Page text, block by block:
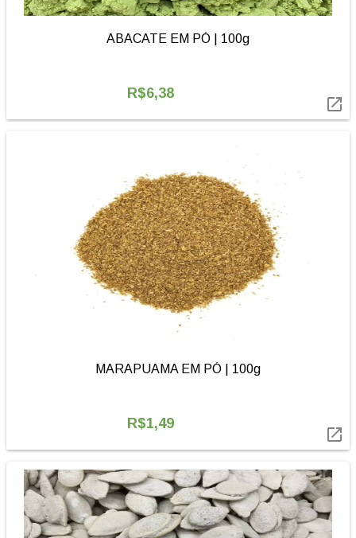
ABACATE EM PÓ | 100g
R$6,38

MARAPUAMA EM PÓ | 100g
R$1,49
